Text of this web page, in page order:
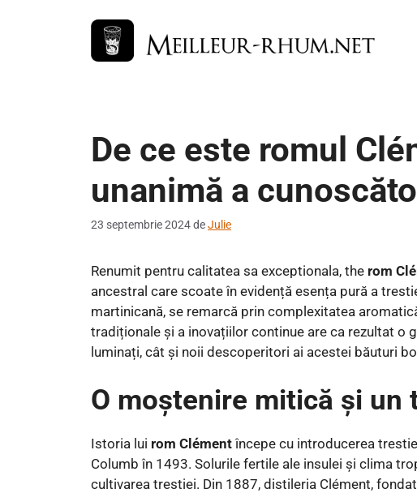
De ce este romul
unanimă a
23 septembrie 2024deJulie
Renumit pentru calitatea sa exceptionala, the rom
ancestral care scoate în evidență esența pură a
martinicană, se remarcă prin complexitatea
tradiționale și a inovațiilor continue are ca rezultat o
luminați, cât și noii descoperitori ai acestei băuturi
O moștenire mitică și
Istoria lui rom Clémentîncepe cu introducerea
Columb în 1493. Solurile fertile ale insulei și clima
cultivarea trestiei. Din 1887, distileria Clément,